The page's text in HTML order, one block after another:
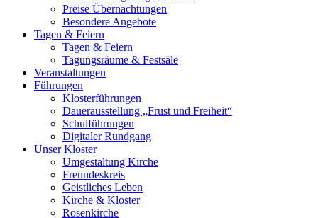
Preise Übernachtungen
Besondere Angebote
Tagen & Feiern
Tagen & Feiern
Tagungsräume & Festsäle
Veranstaltungen
Führungen
Klosterführungen
Dauerausstellung „Frust und Freiheit“
Schulführungen
Digitaler Rundgang
Unser Kloster
Umgestaltung Kirche
Freundeskreis
Geistliches Leben
Kirche & Kloster
Rosenkirche